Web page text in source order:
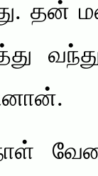
தன்